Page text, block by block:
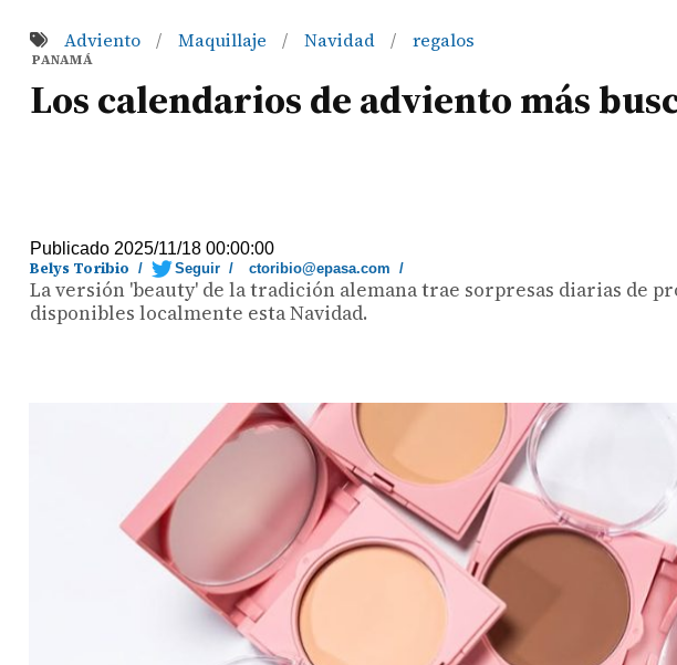
Adviento / Maquillaje / Navidad / regalos
PANAMÁ
Los calendarios de adviento más
Publicado 2025/11/18 00:00:00
Belys Toribio / Seguir / ctoribio@epasa.com /
La versión 'beauty' de la tradición alemana trae sorpresas diarias de
disponibles localmente esta Navidad.